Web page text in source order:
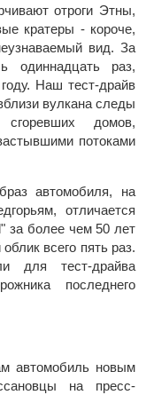
отроги Этны,
кратеры - короче,
вид. За
одиннадцать раз,
Наш тест-драйв
вулкана следы
домов,
потоками
автомобиля, на
отличается
за более чем 50 лет
всего пять раз.
для тест-драйва
последнего
автомобиль новым
на пресс-